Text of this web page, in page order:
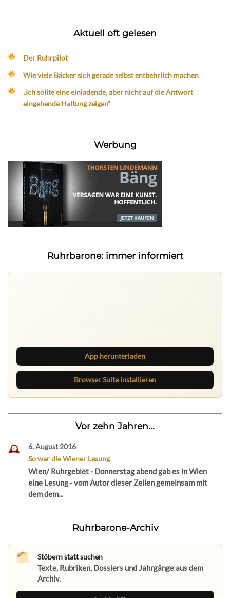
Aktuell oft gelesen
Der Ruhrpilot
Wie viele Bäcker sich gerade selbst entbehrlich machen
„Ich sollte eine einladende, aber nicht auf die Antwort
eingehende Haltung zeigen“
Werbung
Ruhrbarone: immer informiert
App herunterladen
Browser Suite installieren
Vor zehn Jahren...
6. August 2016
So war die Wiener Lesung
Wien/ Ruhrgebiet - Donnerstag abend gab es in Wien
eine Lesung - vom Autor dieser Zeilen gemeinsam mit
dem dem...
Ruhrbarone-Archiv
Stöbern statt suchen
Texte, Rubriken, Dossiers und Jahrgänge aus dem
Archiv.